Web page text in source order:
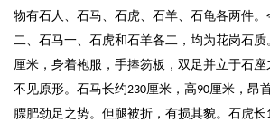
物有石人、石马、石虎、石羊、石龟各两件。
二、石马一、石虎和石羊各二，均为花岗石
厘米，身着袍服，手捧笏板，双足并立于石座
不见原形。石马长约230厘米，高90厘米，昂
膘肥劲足之势。但腿被折，有损其貌。石虎长